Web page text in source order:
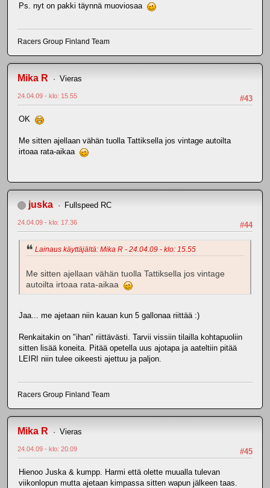
Ps. nyt on pakki täynnä muoviosaa
Racers Group Finland Team
Mika R Vieras
#43
24.04.09 - klo: 15.55
OK
Me sitten ajellaan vähän tuolla Tattiksella jos vintage autoilta
irtoaa rata-aikaa
juska Fullspeed RC
#44
24.04.09 - klo: 17.36
Lainaus käyttäjältä: Mika R - 24.04.09 - klo: 15.55
Me sitten ajellaan vähän tuolla Tattiksella jos vintage
autoilta irtoaa rata-aikaa
Jaa... me ajetaan niin kauan kun 5 gallonaa riittää :)
Renkaitakin on "ihan" riittävästi. Tarvii vissiin tilailla kohtapuoliin
sitten lisää koneita. Pitää opetella uus ajotapa ja aateltiin pitää
LEIRI niin tulee oikeesti ajettuu ja paljon.
Racers Group Finland Team
Mika R Vieras
#45
24.04.09 - klo: 20.09
Hienoo Juska & kumpp. Harmi että olette muualla tulevan
viikonlopun mutta ajetaan kimpassa sitten wapun jälkeen taas.